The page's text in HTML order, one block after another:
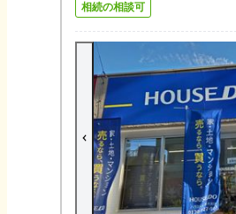
相続の相談可